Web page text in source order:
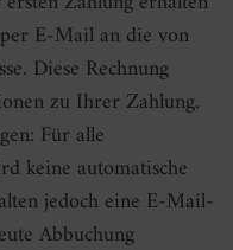
E-Mail an die von
Diese Rechnung
zu Ihrer Zahlung.
Für alle
keine automatische
jedoch eine E-Mail-
Abbuchung